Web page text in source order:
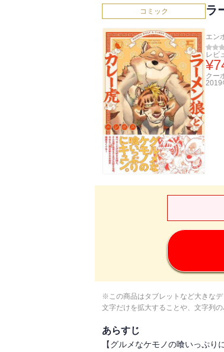
コミック ラ
エン
レビ
¥
クー
2019
※この商品はタブレットなど大きなデ
文字だけを拡大することや、文字列
あらすじ
【グルメなケモノの喰いっぷ